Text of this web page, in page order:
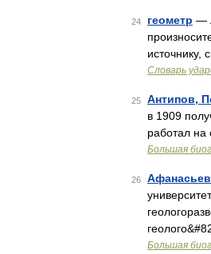
24 геометр —
источнику,
Словарь
25 Антипов,
в 1909
работал на
Большая
26
Большая